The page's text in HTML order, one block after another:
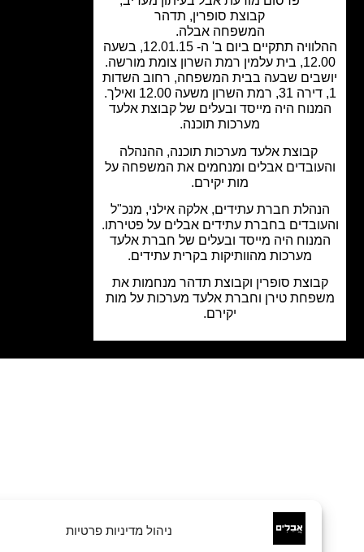
ניהול מדיניות פרטיות
קבוצת סופרין, תדהר
המשפחה אבלה.
ההלוויה תתקיים ביום ב' ה- 12.01.15, בשעה
שבעה בבית המשפחה, רחוב השדות
היה מייסד ובעלים של קבוצת אלעד
מערכות תוכנה.
קבוצת אלעד מערכות תוכנה, ההנהלה
אבלים ומנחמים את המשפחה על
מות יקירם.
חברת עתידים, אלקה אילני, מנכ"ל
בחברת עתידים אבלים על פטירתו.
היה מייסד ובעלים של חברת אלעד
מערכות מהוותיקות בקרית עתידים.
סופרין וקבוצת תדהר מנחמות את
טירן וחברת אלעד מערכות על מות